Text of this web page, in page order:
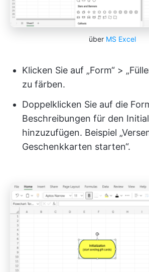
über MS Excel
Klicken Sie auf „Form“ >
zu färben.
Doppelklicken Sie auf die
Beschreibungen für den
hinzuzufügen. Beispiel
Geschenkkarten starten“.